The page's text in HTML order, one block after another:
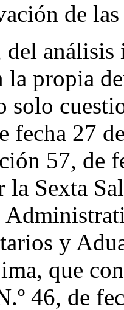
de
del
la propia
solo
fecha 27
57, de
la Sexta
y
que
46, de